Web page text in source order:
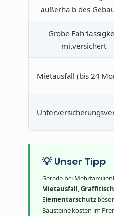
außerhalb des
Grobe
mitversichert
Mietausfall (bis 24
💡 Unser Tipp
Gerade bei
Mietausfall,
Elementarschutz
Bausteine kosten im